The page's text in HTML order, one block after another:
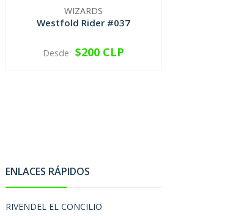
WIZARDS
Westfold Rider #037
VER OPCIONES
Desde $200 CLP
ENLACES RÁPIDOS
RIVENDEL EL CONCILIO